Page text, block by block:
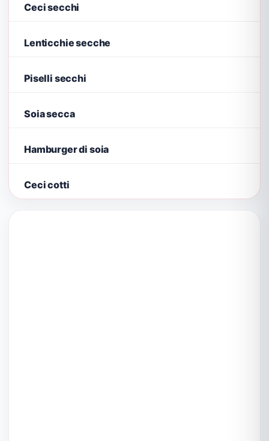
Ceci secchi
Lenticchie secche
Piselli secchi
Soia secca
Hamburger di soia
Ceci cotti